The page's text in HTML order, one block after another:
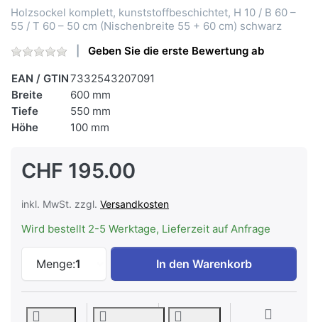
Holzsockel komplett, kunststoffbeschichtet, H 10 / B 60 –
55 / T 60 – 50 cm (Nischenbreite 55 + 60 cm) schwarz
Geben Sie die erste Bewertung ab
EAN / GTIN7332543207091
Breite
600 mm
Tiefe
550 mm
Höhe
100 mm
CHF 195.00
inkl. MwSt. zzgl. Versandkosten
Wird bestellt 2-5 Werktage, Lieferzeit auf Anfrage
Menge:1
ELECTROLUX SKH1006055 Holzsockel
In den Warenkorb